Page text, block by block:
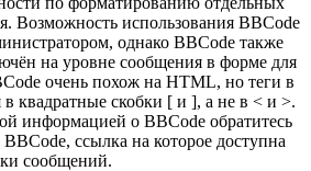
Возможность использования BBCode
однако BBCode также
на уровне сообщения в форме для
очень похож на HTML, но теги в
квадратные скобки [ и ], а не в < и >.
информацией о BBCode обратитесь
ссылка на которое доступна
сообщений.